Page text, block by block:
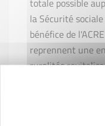
totale possible
la Sécurité
bénéfice de
reprennent une
ruralités